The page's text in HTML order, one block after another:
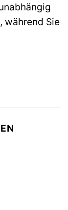
während Sie